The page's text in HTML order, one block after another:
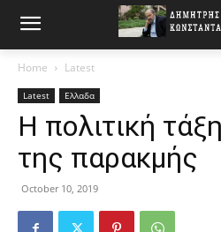
Home Latest
Latest Ελλαδα
Η πολιτική
της παρακμής
October 10, 2019